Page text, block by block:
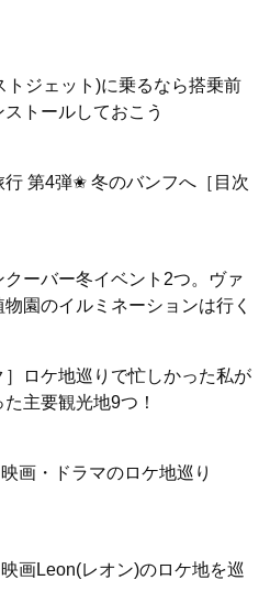
トジェット)に乗るなら搭乗前
トールしておこう
行 第4弾✬ 冬のバンフへ［目次
ーバー冬イベント2つ。ヴァ
園のイルミネーションは行く
］ロケ地巡りで忙しかった私が
主要観光地9つ！
画・ドラマのロケ地巡り
画Leon(レオン)のロケ地を巡